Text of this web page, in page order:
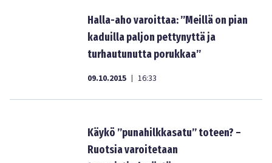
Halla-aho varoittaa: ”Meillä on pian
kaduilla paljon pettynyttä ja
turhautunutta porukkaa”
09.10.2015 | 16:33
Käykö ”punahilkkasatu” toteen? –
Ruotsia varoitetaan